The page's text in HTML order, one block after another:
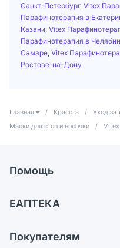
Санкт-Петербург, Vitex
Парафинотерапия в
Казани Vitex
Парафинотерапия в
Самаре Vitex
Ростове-на-Дону
Главная / Красота / Уход за
Маски для стоп и носочки
/ Vitex
Помощь
Самовывоз из аптек
ЕАПТЕКА
Карьера
Покупателям